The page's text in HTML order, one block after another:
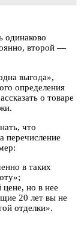
одинаково
второй —
выгода»,
определения
о товаре
что
перечисление
в таких
но в нее
20 лет вы не
отделки».